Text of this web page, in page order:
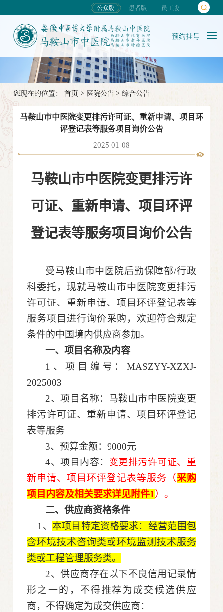
公众版 患者版 员工版
预约挂号
您现在的位置： 首页 > 医院公告> 综合公告
马鞍山市中医院变更排污许可证、重新申请、项目环
评登记表等服务项目询价公告
2025-01-08
马鞍山市中医院变更排污许
可证、重新申请、项目环评
登记表等服务项目询价公告
受马鞍山市中医院后勤保障部/行政
科委托，现就马鞍山市中医院变更排污
许可证、重新申请、项目环评登记表等
服务项目 进行询价采购 ，欢迎符合规定
条件的中国境内供应商参加。
一、项目名称及内容
1 、项目编号：MASZYY-XZXJ-
2025003
2、项目名称：马鞍山市中医院变更
排污许可证、重新申请、项目环评登记
表等服务
3、预算金额：9000元
4、项目内容： 变更排污许可证、重
新申请、项目环评登记表等服务（采购
项目内容及相关要求详见附件1）。
二、供应商资格条件
1、 本项目特定资格要求：经营范围包
含环境技术咨询类或环境监测技术服务
类或工程管理服务类。
2、供应商存在以下不良信用记录情
形之一的，不得推荐为成交候选供应
商，不得确定为成交供应商：